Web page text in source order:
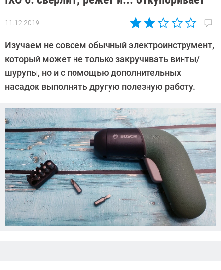
11.12.2019
Автор:
Воробьев
Изучаем не совсем обычный электроинструмент,
который может не только закручивать винты/
шурупы, но и с помощью дополнительных
насадок выполнять другую полезную работу.